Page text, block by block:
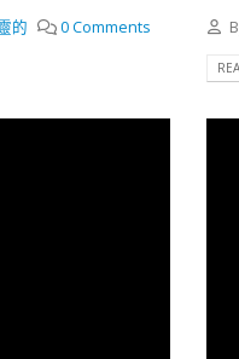
的 0 Comments